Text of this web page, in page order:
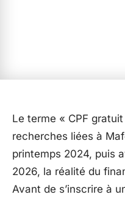
Le terme « CPF
recherches liées à
printemps 2024, puis
2026, la réalité du
Avant de s’inscrire à